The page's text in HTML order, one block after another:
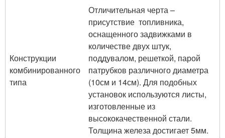
Конструкции
комбинированного
типа
Отличительная черта –
присутствие топливника,
оснащенного задвижками в
количестве двух штук,
поддувалом, решеткой, парой
патрубков различного диаметра
(10см и 14см). Для подобных
установок используются листы,
изготовленные из
высококачественной стали.
Толщина железа достигает 5мм.